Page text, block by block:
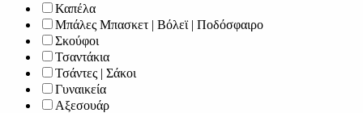
Καπέλα
Μπάλες Μπασκετ | Βόλεϊ | Ποδόσφαιρο
Σκούφοι
Τσαντάκια
Τσάντες | Σάκοι
Γυναικεία
Αξεσουάρ